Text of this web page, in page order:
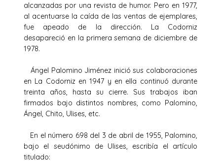
alcanzadas por una revista de humor. Pero en 1977,
al acentuarse la caída de las ventas de ejemplares,
fue apeado de la dirección. La Codorniz
desapareció en la primera semana de diciembre de
1978.
Ángel Palomino Jiménez inició sus colaboraciones
en La Codorniz en 1947 y en ella continuó durante
treinta años, hasta su cierre. Sus trabajos iban
firmados bajo distintos nombres, como Palomino,
Ángel, Chito, Ulises, etc.
En el número 698 del 3 de abril de 1955, Palomino,
bajo el seudónimo de Ulises, escribía el artículo
titulado: